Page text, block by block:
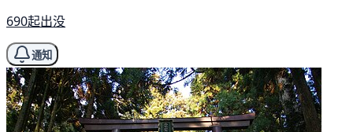
690起出没
通知